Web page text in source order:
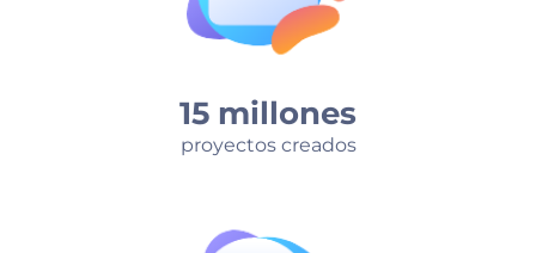
15 millones
proyectos creados